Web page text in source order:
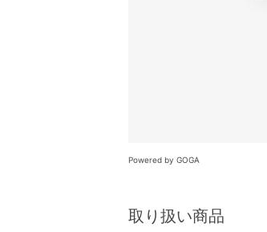
Powered by GOGA
取り扱い商品